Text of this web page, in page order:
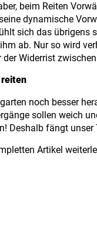
beim Reiten
dynamische
sich das übrigens
ab. Nur so wird
der Widerrist
reiten
noch besser
sollen weich
Deshalb fängt
Artikel